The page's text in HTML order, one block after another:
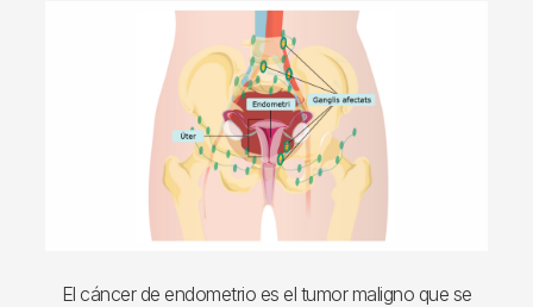
El cáncer de endometrio es el tumor maligno que se